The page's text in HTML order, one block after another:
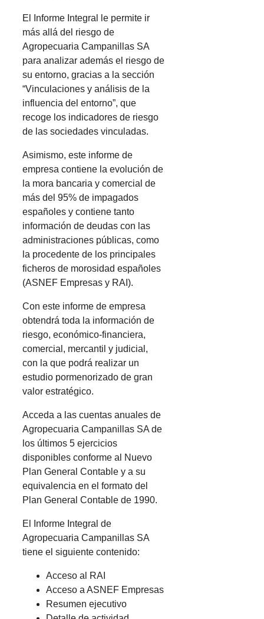
El Informe Integral le permite ir
más allá del riesgo de
Agropecuaria Campanillas SA
para analizar además el riesgo de
su entorno, gracias a la sección
“Vinculaciones y análisis de la
influencia del entorno”, que
recoge los indicadores de riesgo
de las sociedades vinculadas.
Asimismo, este informe de
empresa contiene la evolución de
la mora bancaria y comercial de
más del 95% de impagados
españoles y contiene tanto
información de deudas con las
administraciones públicas, como
la procedente de los principales
ficheros de morosidad españoles
(ASNEF Empresas y RAI).
Con este informe de empresa
obtendrá toda la información de
riesgo, económico-financiera,
comercial, mercantil y judicial,
con la que podrá realizar un
estudio pormenorizado de gran
valor estratégico.
Acceda a las cuentas anuales de
Agropecuaria Campanillas SA de
los últimos 5 ejercicios
disponibles conforme al Nuevo
Plan General Contable y a su
equivalencia en el formato del
Plan General Contable de 1990.
El Informe Integral de
Agropecuaria Campanillas SA
tiene el siguiente contenido:
Acceso al RAI
Acceso a ASNEF Empresas
Resumen ejecutivo